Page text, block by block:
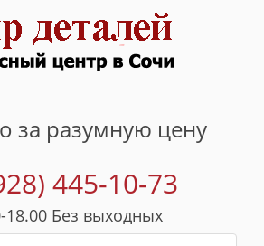
за разумную цену
445-10-73
18.00 Без выходных